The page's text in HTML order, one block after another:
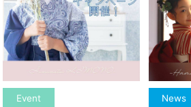
Event News